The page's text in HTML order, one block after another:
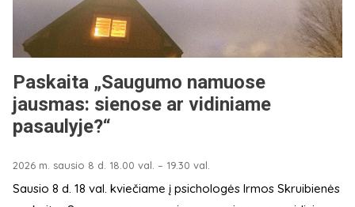
Paskaita „Saugumo namuose
jausmas: sienose ar vidiniame
pasaulyje?“
2026 m. sausio 8 d. 18.00 val. – 19.30 val.
Sausio 8 d. 18 val. kviečiame į psichologės Irmos Skruibienės